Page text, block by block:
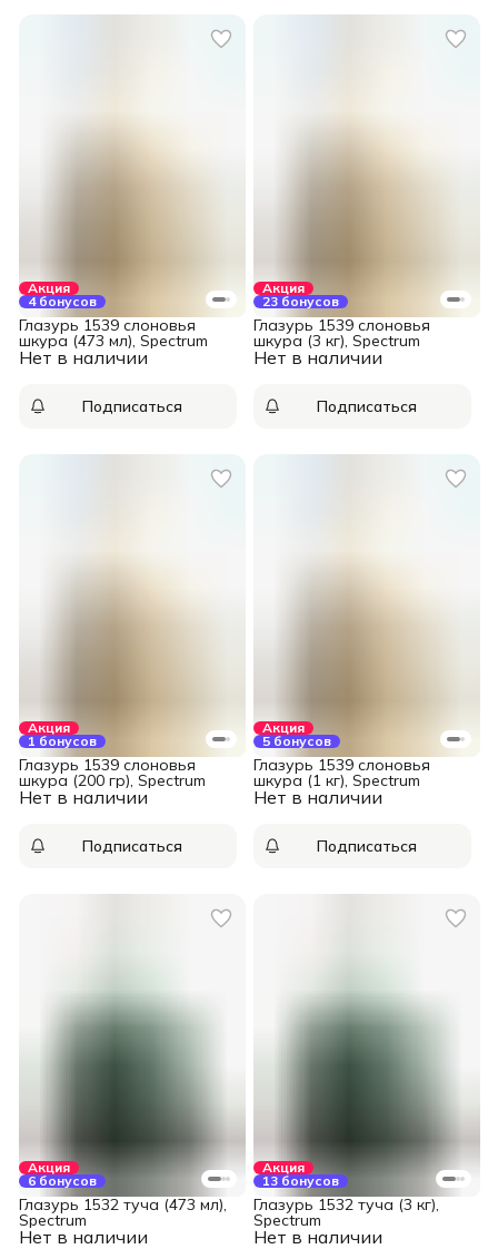
Акция
4 бонусов
Нет в наличии
Глазурь 1539 слоновья
шкура (473 мл), Spectrum
Подписаться
Акция
23 бонусов
Нет в наличии
Глазурь 1539 слоновья
шкура (3 кг), Spectrum
Подписаться
Акция
1 бонусов
Нет в наличии
Глазурь 1539 слоновья
шкура (200 гр), Spectrum
Подписаться
Акция
5 бонусов
Нет в наличии
Глазурь 1539 слоновья
шкура (1 кг), Spectrum
Подписаться
Акция
6 бонусов
Нет в наличии
Глазурь 1532 туча (473 мл),
Spectrum
Акция
13 бонусов
Нет в наличии
Глазурь 1532 туча (3 кг),
Spectrum